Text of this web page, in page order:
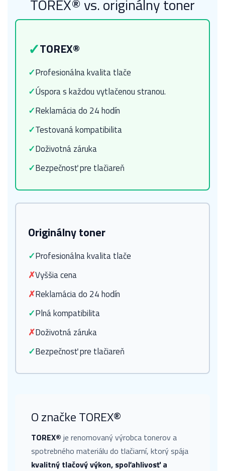
TOREX® vs. originálny toner
✓TOREX®
✓Profesionálna kvalita tlače
✓Úspora s každou vytlačenou stranou.
✓Reklamácia do 24 hodín
✓Testovaná kompatibilita
✓Doživotná záruka
✓Bezpečnosť pre tlačiareň
Originálny toner
✓Profesionálna kvalita tlače
✗Vyššia cena
✗Reklamácia do 24 hodín
✓Plná kompatibilita
✗Doživotná záruka
✓Bezpečnosť pre tlačiareň
O značke TOREX®
TOREX® je renomovaný výrobca tonerov a
spotrebného materiálu do tlačiarní, ktorý spája
kvalitný tlačový výkon, spoľahlivosť a